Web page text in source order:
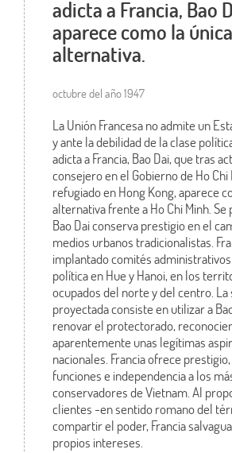
adicta a Francia, Bao
aparece como la única
alternativa.
octubre del año 1947
La Unión Francesa no admite un
y ante la debilidad de la clase
adicta a Francia, Bao Dai, que tras
consejero en el Gobierno de Ho Chi
refugiado en Hong Kong, aparece
alternativa frente a Ho Chi Minh. Se
Bao Dai conserva prestigio en el
medios urbanos tradicionalistas.
implantado comités
política en Hue y Hanoi, en los
ocupados del norte y del centro. La
proyectada consiste en utilizar a
renovar el protectorado,
aparentemente unas legítimas
nacionales. Francia ofrece
funciones e independencia a los
conservadores de Vietnam. Al
clientes -en sentido romano del
compartir el poder, Francia
propios intereses.